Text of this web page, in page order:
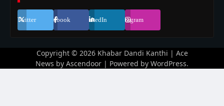
Twitter Facebook LinkedIn Instagram
Copyright © 2026 Khabar Dandi Kanthi | Ace
News by Ascendoor | Powered by WordPress.